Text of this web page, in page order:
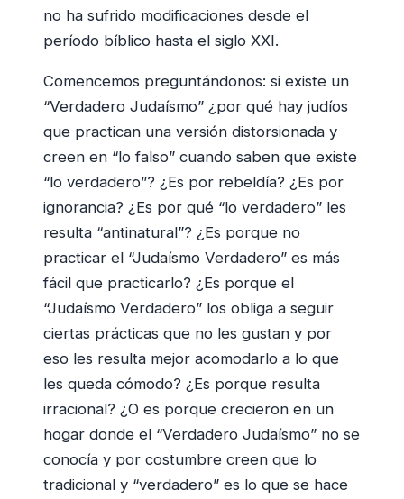
no ha sufrido modificaciones desde el
período bíblico hasta el siglo XXI.
Comencemos preguntándonos: si existe un
“Verdadero Judaísmo” ¿por qué hay judíos
que practican una versión distorsionada y
creen en “lo falso” cuando saben que existe
“lo verdadero”? ¿Es por rebeldía? ¿Es por
ignorancia? ¿Es por qué “lo verdadero” les
resulta “antinatural”? ¿Es porque no
practicar el “Judaísmo Verdadero” es más
fácil que practicarlo? ¿Es porque el
“Judaísmo Verdadero” los obliga a seguir
ciertas prácticas que no les gustan y por
eso les resulta mejor acomodarlo a lo que
les queda cómodo? ¿Es porque resulta
irracional? ¿O es porque crecieron en un
hogar donde el “Verdadero Judaísmo” no se
conocía y por costumbre creen que lo
tradicional y “verdadero” es lo que se hace